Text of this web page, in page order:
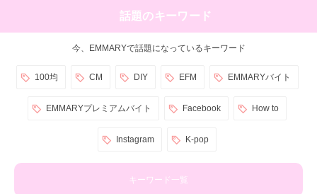
話題のキーワード
今、EMMARYで話題になっているキーワード
100均 CM DIY EFM EMMARYバイト
EMMARYプレミアムバイト Facebook How to
Instagram K-pop
キーワード一覧